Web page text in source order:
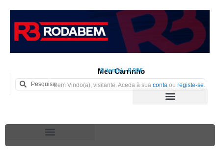
Meu Carrinho
0 iten(s) - 0.00€
Bem Vindo(a), visitante. Aceda à sua conta ou registe-se